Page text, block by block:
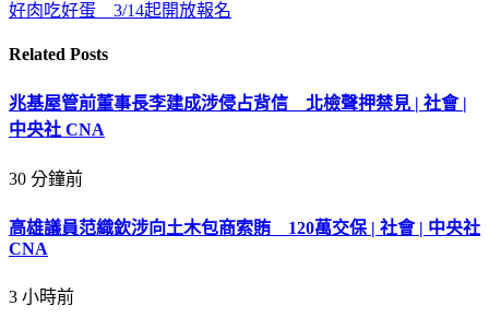
好肉吃好蛋 3/14起開放報名
Related Posts
兆基屋管前董事長李建成涉侵占背信 北檢聲押禁見 | 社會 |
中央社 CNA
30 分鐘前
高雄議員范織欽涉向土木包商索賄 120萬交保 | 社會 | 中央社
CNA
3 小時前